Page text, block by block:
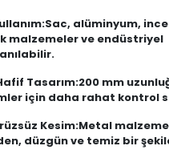
Sac, alüminyum,
malzemeler ve endüstriyel
Tasarım:200 mm
için daha rahat kontrol
Kesim:Metal
düzgün ve temiz bir